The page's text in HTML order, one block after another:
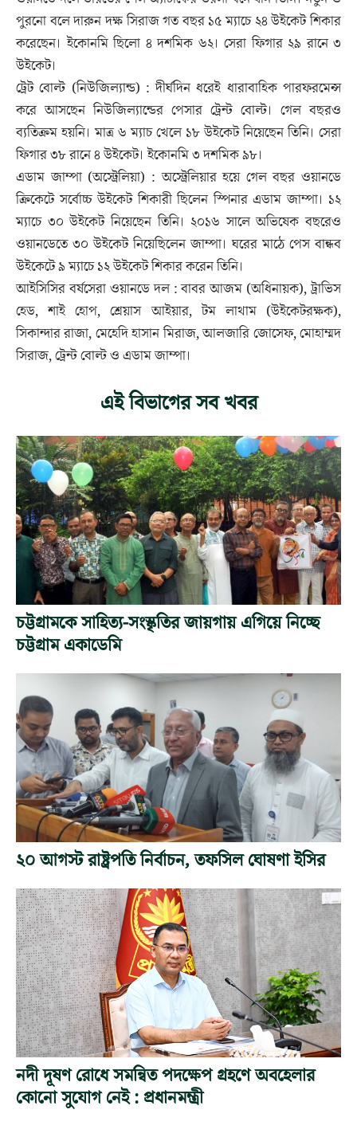
পুরনো বলে দারুন দক্ষ সিরাজ গত বছর ১৫ ম্যাচে ২৪ উইকেট শিকার
করেছেন। ইকোনমি ছিলো ৪ দশমিক ৬২। সেরা ফিগার ২৯ রানে ৩
উইকেট।
ট্রেট বোল্ট (নিউজিল্যান্ড) : দীর্ঘদিন ধরেই ধারাবাহিক পারফরমেন্স
করে আসছেন নিউজিল্যান্ডের পেসার ট্রেন্ট বোল্ট। গেল বছরও
ব্যতিক্রম হয়নি। মাত্র ৬ ম্যাচ খেলে ১৮ উইকেট নিয়েছেন তিনি। সেরা
ফিগার ৩৮ রানে ৪ উইকেট। ইকোনমি ৩ দশমিক ৯৮।
এডাম জাম্পা (অস্ট্রেলিয়া) : অস্ট্রেলিয়ার হয়ে গেল বছর ওয়ানডে
ক্রিকেটে সর্বোচ্চ উইকেট শিকারী ছিলেন স্পিনার এডাম জাম্পা। ১২
ম্যাচে ৩০ উইকেট নিয়েছেন তিনি। ২০১৬ সালে অভিষেক বছরেও
ওয়ানডেতে ৩০ উইকেট নিয়েছিলেন জাম্পা। ঘরের মাঠে পেস বান্ধব
উইকেটে ৯ ম্যাচে ১২ উইকেট শিকার করেন তিনি।
আইসিসির বর্ষসেরা ওয়ানডে দল : বাবর আজম (অধিনায়ক), ট্রাভিস
হেড, শাই হোপ, শ্রেয়াস আইয়ার, টম লাথাম (উইকেটরক্ষক),
সিকান্দার রাজা, মেহেদি হাসান মিরাজ, আলজারি জোসেফ, মোহাম্মদ
সিরাজ, ট্রেন্ট বোল্ট ও এডাম জাম্পা।
এই বিভাগের সব খবর
চট্টগ্রামকে সাহিত্য-সংস্কৃতির জায়গায় এগিয়ে নিচ্ছে
চট্টগ্রাম একাডেমি
২০ আগস্ট রাষ্ট্রপতি নির্বাচন, তফসিল ঘোষণা ইসির
নদী দূষণ রোধে সমন্বিত পদক্ষেপ গ্রহণে অবহেলার
কোনো সুযোগ নেই : প্রধানমন্ত্রী